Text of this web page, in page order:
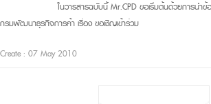
ในวารสารฉบับนี้ Mr.CPD ขอเริ่มต้นด้วยการนำข้อมู
กรมพัฒนาธุรกิจการค้า เรื่อง ขอเชิญเข้าร่วม
Create : 07 May 2010